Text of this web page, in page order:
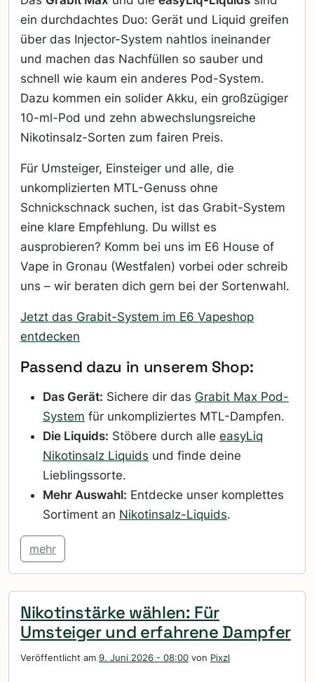
ein durchdachtes Duo: Gerät und Liquid greifen
über das Injector-System nahtlos ineinander
und machen das Nachfüllen so sauber und
schnell wie kaum ein anderes Pod-System.
Dazu kommen ein solider Akku, ein großzügiger
10-ml-Pod und zehn abwechslungsreiche
Nikotinsalz-Sorten zum fairen Preis.
Für Umsteiger, Einsteiger und alle, die
unkomplizierten MTL-Genuss ohne
Schnickschnack suchen, ist das Grabit-System
eine klare Empfehlung. Du willst es
ausprobieren? Komm bei uns im E6 House of
Vape in Gronau (Westfalen) vorbei oder schreib
uns – wir beraten dich gern bei der Sortenwahl.
Jetzt das Grabit-System im E6 Vapeshop
entdecken
Passend dazu in unserem Shop:
Das Gerät: Sichere dir das Grabit Max Pod-
System für unkompliziertes MTL-Dampfen.
Die Liquids: Stöbere durch alle easyLiq
Nikotinsalz Liquids und finde deine
Lieblingssorte.
Mehr Auswahl: Entdecke unser komplettes
Sortiment an Nikotinsalz-Liquids.
mehr
Nikotinstärke wählen: Für
Umsteiger und erfahrene Dampfer
Veröffentlicht am 9. Juni 2026 - 08:00 von Pixzl